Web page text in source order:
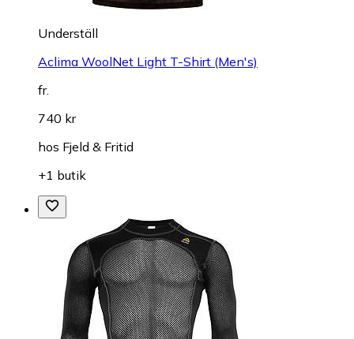
Underställ
Aclima WoolNet Light T-Shirt (Men's)
fr.
740 kr
hos Fjeld & Fritid
+1 butik